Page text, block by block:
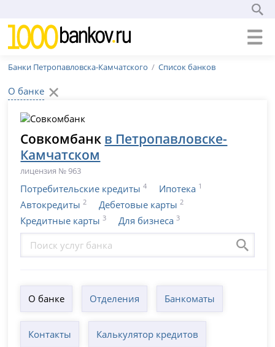
Банки Петропавловска-Камчатского Список банков
О банке
Совкомбанк в Петропавловске-
Камчатском
лицензия № 963
Потребительские кредиты 4 Ипотека 1
Автокредиты 2 Дебетовые карты 2
Кредитные карты 3 Для бизнеса 3
О банке Отделения Банкоматы
Контакты Калькулятор кредитов